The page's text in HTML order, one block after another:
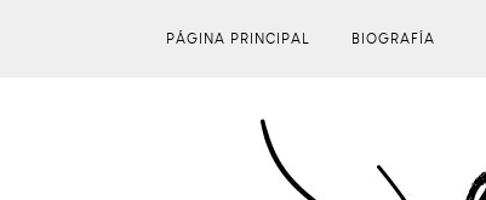
PÁGINA PRINCIPAL BIOGRAFÍA